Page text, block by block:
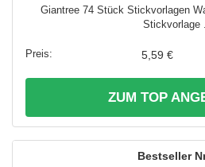
Giantree 74 Stück Stickvorlagen
Stickvorlage
5,59 €
ZUM TOP